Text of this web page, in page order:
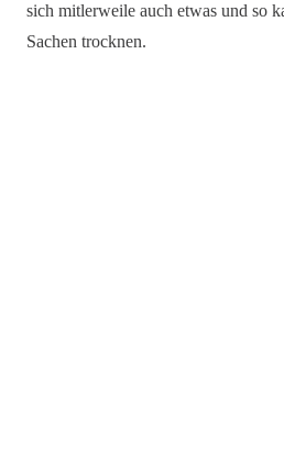
sich mitlerweile auch etwas und so
Sachen trocknen.